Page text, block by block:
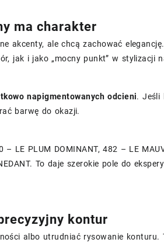
ma charakter
akcenty, ale chcą zachować
jak i jako „mocny punkt” w stylizacji
napigmentowanych odcieni. Jeśli
barwę do okazji.
– LE PLUM DOMINANT, 482 – LE
To daje szerokie pole do
kontur
albo utrudniać rysowanie konturu.